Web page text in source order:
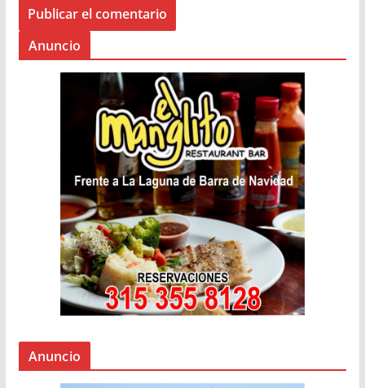
Anuncio
Anuncio